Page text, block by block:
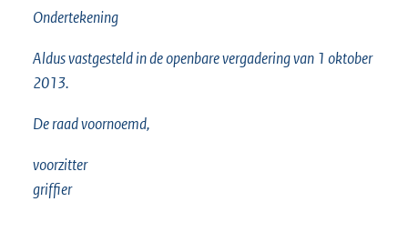
Ondertekening
Aldus vastgesteld in de openbare vergadering van 1 oktober
2013.
De raad voornoemd,
voorzitter
griffier